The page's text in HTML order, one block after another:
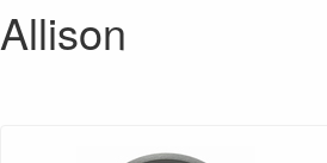
Allison